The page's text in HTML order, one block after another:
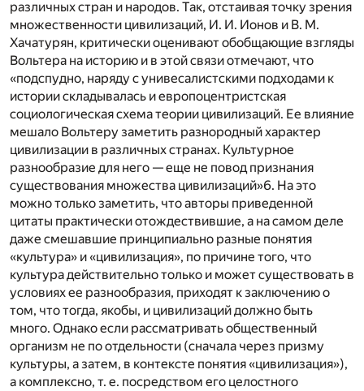
различных стран и народов. Так, отстаивая точку зрения
множественности цивилизаций, И. И. Ионов и В. М.
Хачатурян, критически оценивают обобщающие взгляды
Вольтера на историю и в этой связи отмечают, что
«подспудно, наряду с унивесалистскими подходами к
истории складывалась и европоцентристская
социологическая схема теории цивилизаций. Ее влияние
мешало Вольтеру заметить разнородный характер
цивилизации в различных странах. Культурное
разнообразие для него — еще не повод признания
существования множества цивилизаций»6. На это
можно только заметить, что авторы приведенной
цитаты практически отождествившие, а на самом деле
даже смешавшие принципиально разные понятия
«культура» и «цивилизация», по причине того, что
культура действительно только и может существовать в
условиях ее разнообразия, приходят к заключению о
том, что тогда, якобы, и цивилизаций должно быть
много. Однако если рассматривать общественный
организм не по отдельности (сначала через призму
культуры, а затем, в контексте понятия «цивилизация»),
а комплексно, т. е. посредством его целостного